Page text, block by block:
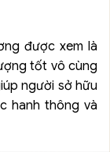
được xem là
tốt vô cùng
người sở hữu
hanh thông và